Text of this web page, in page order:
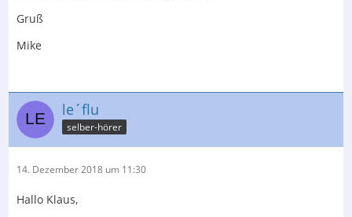
Gruß
Mike
le´flu
selber-hörer
14. Dezember 2018 um 11:30
Hallo Klaus,